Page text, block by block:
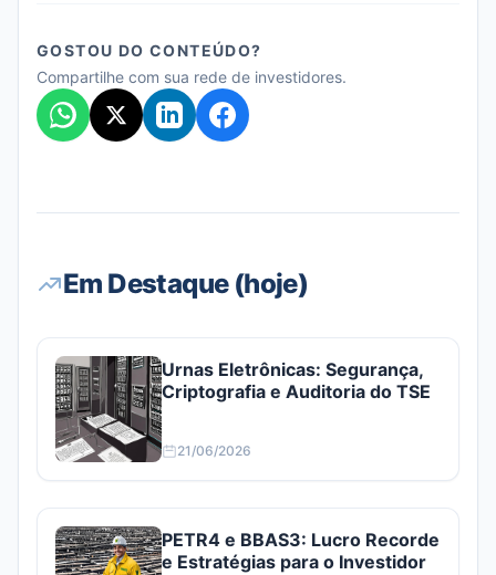
GOSTOU DO CONTEÚDO?
Compartilhe com sua rede de investidores.
Em Destaque (hoje)
Urnas Eletrônicas: Segurança,
Criptografia e Auditoria do TSE
21/06/2026
PETR4 e BBAS3: Lucro Recorde
e Estratégias para o Investidor